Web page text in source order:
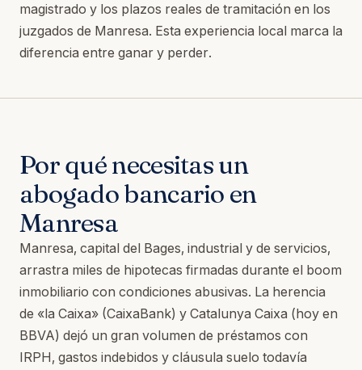
magistrado y los plazos reales de tramitación en los
juzgados de Manresa. Esta experiencia local marca la
diferencia entre ganar y perder.
Por qué necesitas un
abogado bancario en
Manresa
Manresa, capital del Bages, industrial y de servicios,
arrastra miles de hipotecas firmadas durante el boom
inmobiliario con condiciones abusivas. La herencia
de «la Caixa» (CaixaBank) y Catalunya Caixa (hoy en
BBVA) dejó un gran volumen de préstamos con
IRPH, gastos indebidos y cláusula suelo todavía